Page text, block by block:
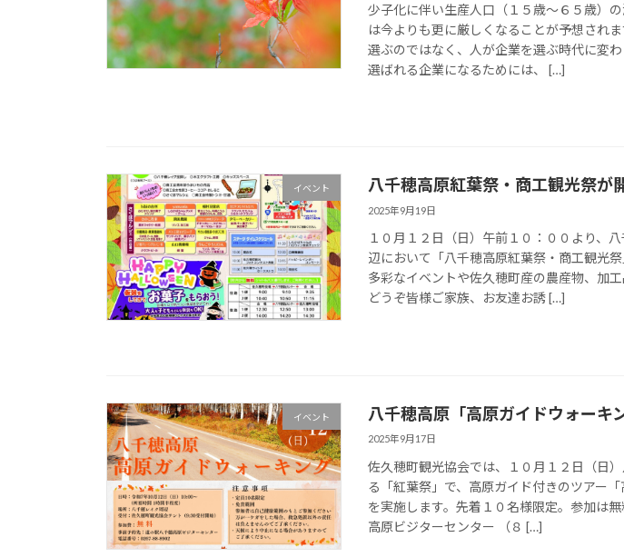
少子化に伴い生産人口（１５歳～６５歳）
は今よりも更に厳しくなることが予想され
選ぶのではなく、人が企業を選ぶ時代に変
選ばれる企業になるためには、 […]
イベント 八千穂高原紅葉祭・商工観光祭が
2025年9月19日
１０月１２日（日）午前１０：００より、
辺において「八千穂高原紅葉祭・商工観光
多彩なイベントや佐久穂町産の農産物、加工
どうぞ皆様ご家族、お友達お誘 […]
イベント 八千穂高原「高原ガイドウォーキ
2025年9月17日
佐久穂町観光協会では、１０月１２日（日
る「紅葉祭」で、高原ガイド付きのツアー「
を実施します。先着１０名様限定。参加は
高原ビジターセンター （８ […]